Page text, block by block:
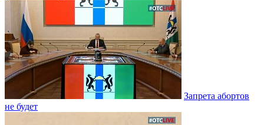
Запрета абортов
не будет